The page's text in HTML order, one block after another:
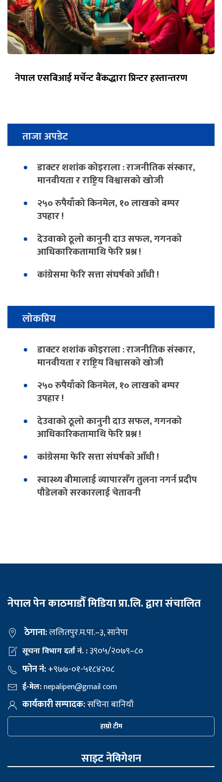
नेपाल एसबिआई मर्चेन्ट बैंकद्धारा प्रिन्टर हस्तान्तरण
ताजा अपडेट
डाक्टर शशांक कोइराला : राजनीतिक संस्कार,
मानवीयता र राष्ट्रिय विश्वासको खोजी
२५० रुपैयाँको किनमेल, १० लाखको बम्पर
उपहार !
देउवाको ठूलो कानुनी दाउ सफल, गगनको
आधिकारिकतामाथि फेरि प्रश्न !
कांग्रेसमा फेरि सत्ता संघर्षको आँधी !
लोकप्रिय
डाक्टर शशांक कोइराला : राजनीतिक संस्कार,
मानवीयता र राष्ट्रिय विश्वासको खोजी
२५० रुपैयाँको किनमेल, १० लाखको बम्पर
उपहार !
देउवाको ठूलो कानुनी दाउ सफल, गगनको
आधिकारिकतामाथि फेरि प्रश्न !
कांग्रेसमा फेरि सत्ता संघर्षको आँधी !
स्वास्थ्य बीमालाई व्यापारसँग तुलना नगर्न प्रदीप
पौडेलको सरकारलाई चेतावनी
नेपाल पेन काठमाडौँ मिडिया प्रा.लि. द्वारा संचालित
ठेगाना:ललितपुर.म.पा.–३, सानेपा
सूचना विभाग दर्ता नं. :३९०५/२०७९–८०
फोन नं:+९७७-०१-५१८४२०८
ई-मेल:nepalipen@gmail com
कार्यकारी सम्पादक:सचिना बानियाँ
हाम्रो टीम
साइट नेविगेशन